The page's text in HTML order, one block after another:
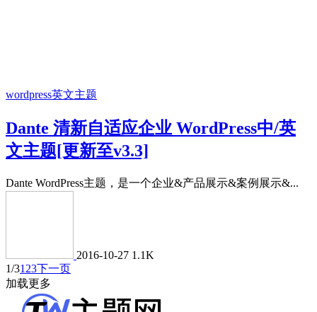
wordpress英文主题
Dante 清新自适应企业 WordPress中/英
文主题[更新至v3.3]
Dante WordPress主题，是一个企业&产品展示&案例展示&...
2016-10-27 1.1K
1/31 23下一页
加载更多